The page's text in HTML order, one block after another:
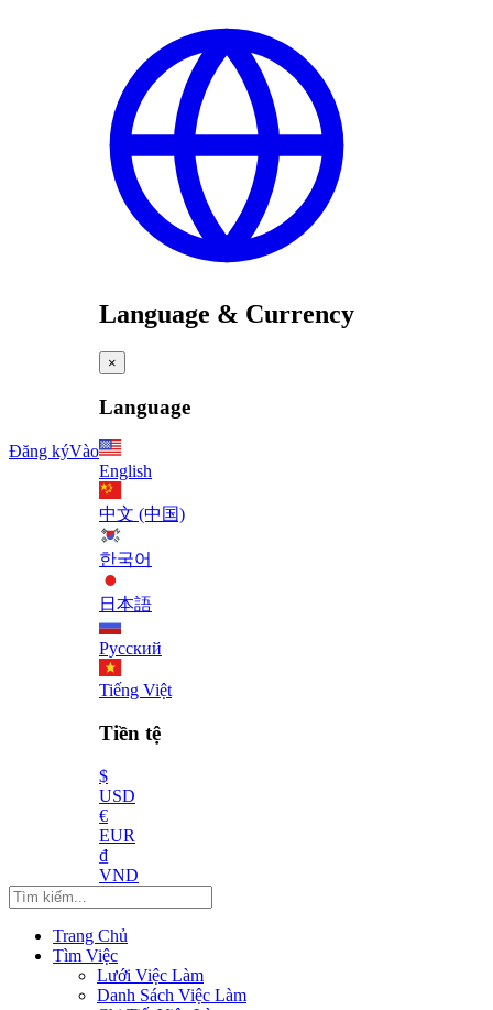
Đăng kýVào
Language & Currency
×
Language
English
中文 (中国)
한국어
日本語
Русский
Tiếng Việt
Tiền tệ
$
USD
€
EUR
₫
VND
Trang Chủ
Tìm Việc
Lưới Việc Làm
Danh Sách Việc Làm